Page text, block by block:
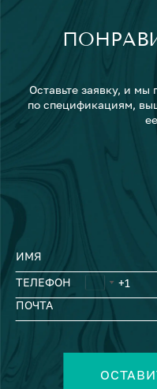
Оставьте заявку, и
по спецификациям,
ИМЯ
ТЕЛЕФОН
ПОЧТА